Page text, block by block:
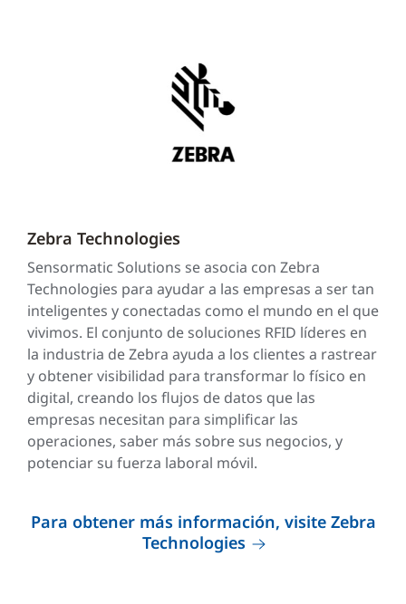
Zebra Technologies
Sensormatic Solutions se asocia con Zebra
Technologies para ayudar a las empresas a ser tan
inteligentes y conectadas como el mundo en el que
vivimos. El conjunto de soluciones RFID líderes en
la industria de Zebra ayuda a los clientes a rastrear
y obtener visibilidad para transformar lo físico en
digital, creando los flujos de datos que las
empresas necesitan para simplificar las
operaciones, saber más sobre sus negocios, y
potenciar su fuerza laboral móvil.
Para obtener más información, visite Zebra
Technologies